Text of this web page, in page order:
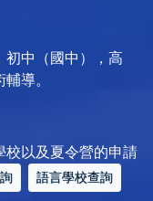
初中（國中），高
導。
校以及夏令營的申請
語言學校查詢